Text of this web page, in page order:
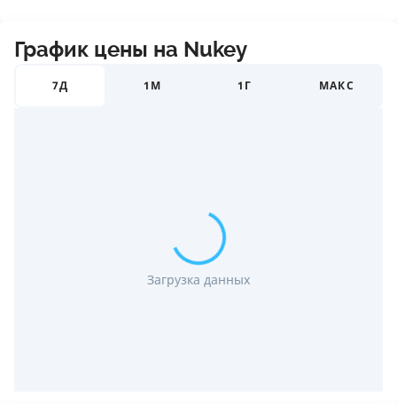
График цены на Nukey
7Д 1М 1Г МАКС
Загрузка данных